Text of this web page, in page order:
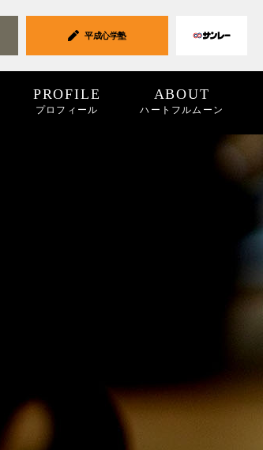
PROFILE
プロフィール
ABOUT
ハートフルムーン
平成心学塾